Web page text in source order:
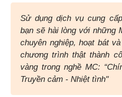
Sử dụng dịch vụ cung
bạn sẽ hài lòng với những
chuyên nghiệp, hoạt bát
chương trình thật thành
vàng trong nghề MC:
Truyền cảm - Nhiệt tình"